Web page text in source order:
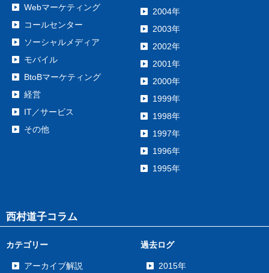
Webマーケティング
コールセンター
ソーシャルメディア
モバイル
BtoBマーケティング
経営
IT／サービス
その他
2004年
2003年
2002年
2001年
2000年
1999年
1998年
1997年
1996年
1995年
西村道子コラム
カテゴリー
アーカイブ解説
過去ログ
2015年